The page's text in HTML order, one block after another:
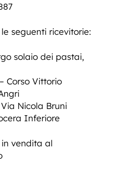
seguenti ricevitorie:
solaio dei pastai,
Corso Vittorio
Via Nicola Bruni
Inferiore
vendita al